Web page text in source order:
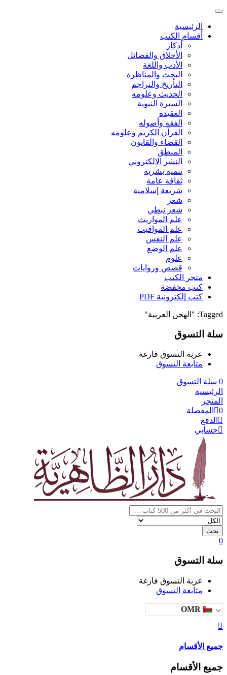
الرئيسية
أقسام الكتب
أذكار
الأخلاق والفضائل
الأدب واللغة
البحث والمناظرة
التأريخ والتراجم
الحديث وعلومه
السيرة النبوية
العقيده
الفقه وأصوله
القرآن الكريم وعلومه
القضاء والقانون
المنطق
النشر الالكتروني
تنمية بشرية
ثقافة عامة
شريعة إسلامية
شعر
شعر نبطي
علم المواريث
علم المواقيت
علم النفس
علم الوضع
علوم
قصص وروايات
متجر الكتب
كتب مخفضة
كتب إلكترونية PDF
Tagged: "الهجن العربية"
سلة التسوق
عربة التسوق فارغة
متابعة التسوق
0 سلة التسوق
الرئيسية
المتجر
0
المفضلة
الدفع
حسابي
بحث
0
سلة التسوق
عربة التسوق فارغة
متابعة التسوق
OMR
جميع الأقسام
جميع الأقسام